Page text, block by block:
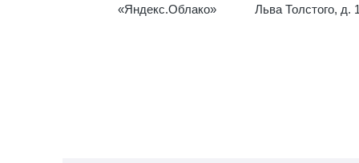
«Яндекс.Облако»
Льва Толстого, д.